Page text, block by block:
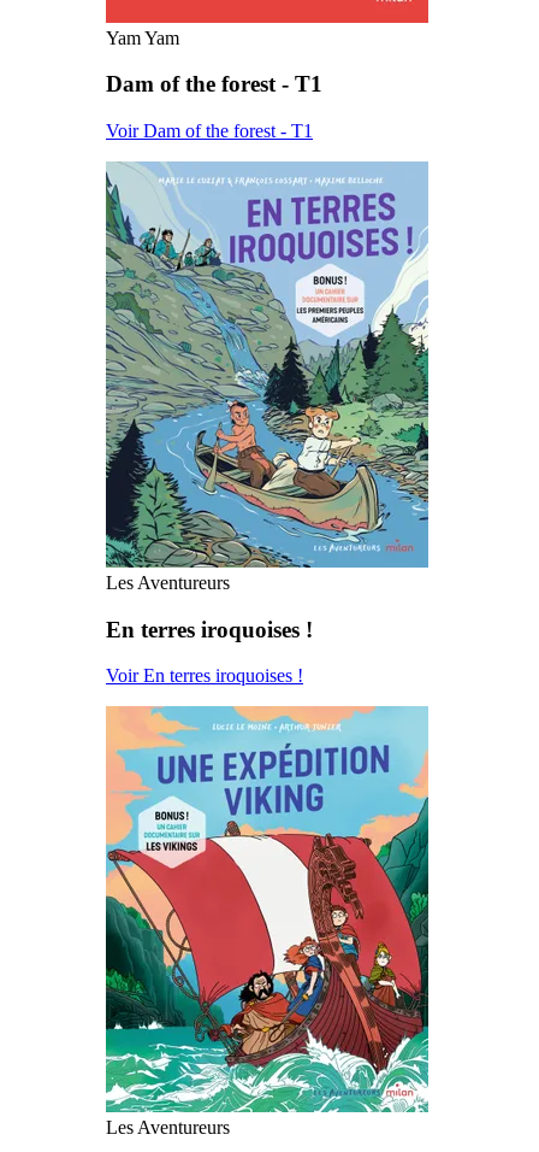
Yam Yam
Dam of the forest - T1
Voir Dam of the forest - T1
Les Aventureurs
En terres iroquoises !
Voir En terres iroquoises !
Les Aventureurs